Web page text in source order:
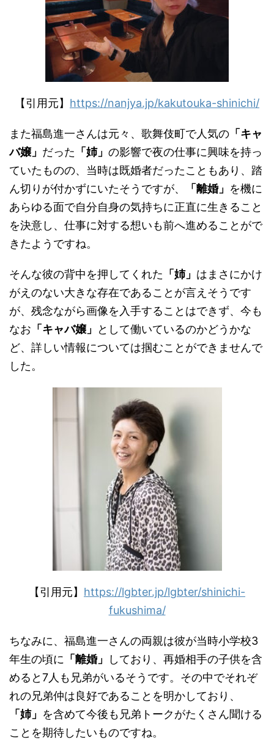
【引用元】 https://nanjya.jp/kakutouka-shinichi/
また福島進一さんは元々、歌舞伎町で人気の 「キャ
バ嬢」 だった 「姉」 の影響で夜の仕事に興味を持っ
ていたものの、当時は既婚者だったこともあり、踏
ん切りが付かずにいたそうですが、
「離婚」 を機に
あらゆる面で自分自身の気持ちに正直に生きること
を決意し、仕事に対する想いも前へ進めることがで
きたようですね。
そんな彼の背中を押してくれた 「姉」 はまさにかけ
がえのない大きな存在であることが言えそうです
が、残念ながら画像を入手することはできず、今も
なお 「キャバ嬢」
として働いているのかどうかな
ど、詳しい情報については掴むことができませんで
した。
【引用元】 https://lgbter.jp/lgbter/shinichi-
fukushima/
ちなみに、福島進一さんの両親は彼が当時小学校3
年生の頃に 「離婚」
しており、再婚相手の子供を含
めると7人も兄弟がいるそうです。その中でそれぞ
れの兄弟仲は良好であることを明かしており、
「姉」 を含めて今後も兄弟トークがたくさん聞ける
ことを期待したいものですね。